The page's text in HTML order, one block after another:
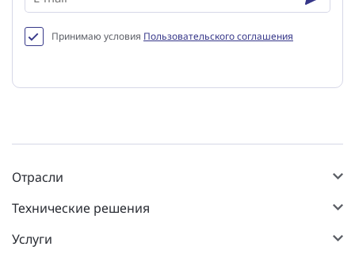
Принимаю условия Пользовательского соглашения
Отрасли
Технические решения
Услуги